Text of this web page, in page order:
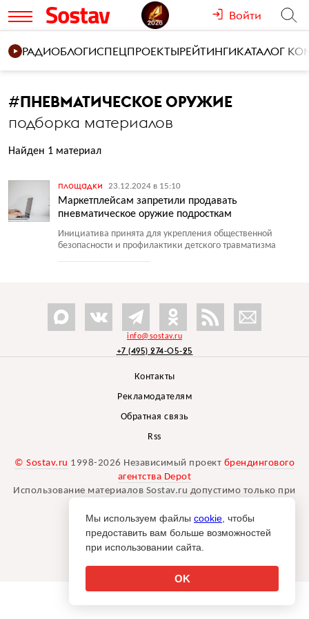
Войти
РАДИОБЛОГИСПЕЦПРОЕКТЫРЕЙТИНГИКАТАЛОГ
#ПНЕВМАТИЧЕСКОЕ ОРУЖИЕ
подборка материалов
Найден 1 материал
площадки 23.12.2024 в 15:10
Маркетплейсам запретили продавать
пневматическое оружие подросткам
Инициатива принята для укрепления общественной
безопасности и профилактики детского травматизма
info@sostav.ru
+7 (495) 274-05-25
Контакты
Рекламодателям
Обратная связь
Rss
© Sostav.ru 1998-2026 Независимый проект брендингового
агентства Depot
Использование материалов Sostav.ru допустимо только при
Дизайн сайта -Liqium.
18+
Мы используем файлы cookie , чтобы
предоставить вам больше возможностей
при использовании сайта.
OK